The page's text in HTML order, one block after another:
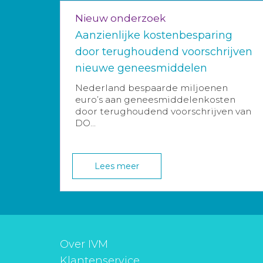
Nieuw onderzoek
Aanzienlijke kostenbesparing
door terughoudend voorschrijven
nieuwe geneesmiddelen
Nederland bespaarde miljoenen
euro’s aan geneesmiddelenkosten
door terughoudend voorschrijven van
DO...
Lees meer
Over IVM